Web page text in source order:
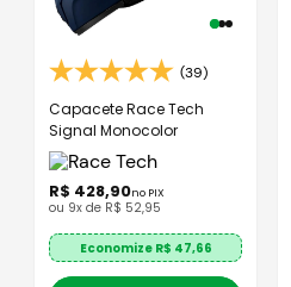
(39)
Capacete Race Tech
Signal Monocolor
R$ 428,90no PIX
ou 9x de R$ 52,95
Economize R$ 47,66